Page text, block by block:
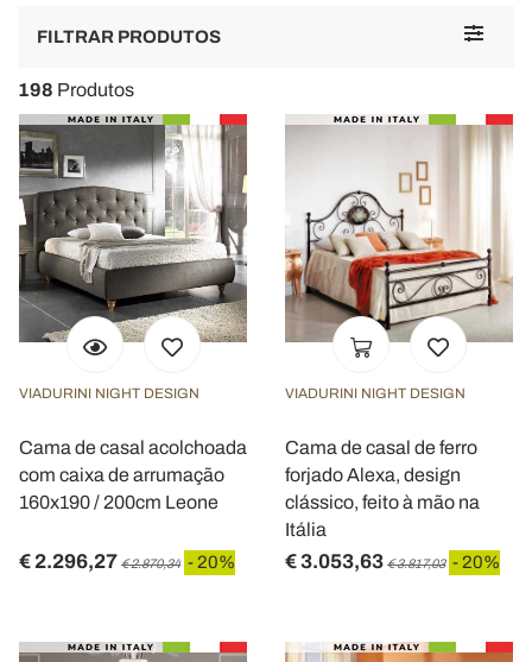
Toggle
FILTRAR PRODUTOS
198 Produtos
VIADURINI NIGHT DESIGN
Cama de casal acolchoada
com caixa de arrumação
160x190 / 200cm Leone
€ 2.296,27 € 2.870,34 - 20%
VIADURINI NIGHT DESIGN
Cama de casal de ferro
forjado Alexa, design
clássico, feito à mão na
Itália
€ 3.053,63 € 3.817,03 - 20%